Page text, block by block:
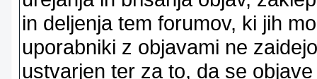
in deljenja tem forumov, ki jih
uporabniki z objavami ne
ustvarjen ter za to, da se